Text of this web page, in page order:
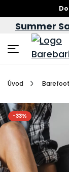
Summer
Úvod
-33%